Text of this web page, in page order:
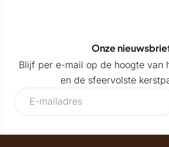
Onze
Blijf per e-mail op de hoogte van
en de sfeervolste